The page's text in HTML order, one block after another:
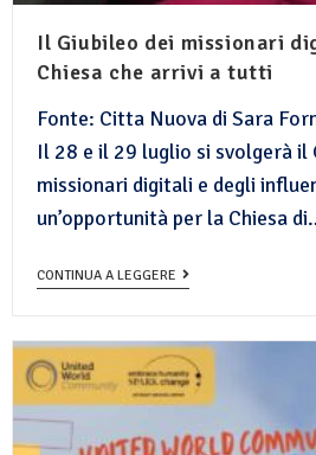
Il Giubileo dei missionari
Chiesa che arrivi a tutti
Fonte: Citta Nuova di Sara
Il 28 e il 29 luglio si svolgerà il
missionari digitali e degli
un’opportunità per la Chiesa
CONTINUA A LEGGERE